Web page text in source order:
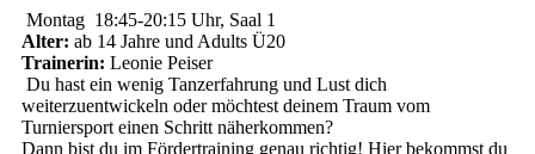
Montag 18:45-20:15 Uhr, Saal 1
Alter: ab 14 Jahre und Adults Ü20
Trainerin: Leonie Peiser
Du hast ein wenig Tanzerfahrung und Lust dich
weiterzuentwickeln oder möchtest deinem Traum vom
Turniersport einen Schritt näherkommen?
Dann bist du im Fördertraining genau richtig! Hier bekommst du